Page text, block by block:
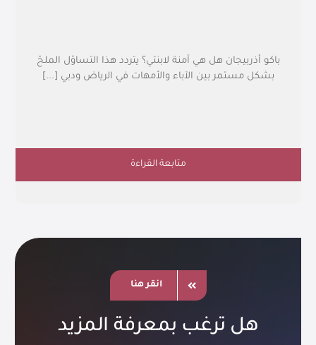
باكو أذربيجان هل هي آمنة لابنتي؟ يتردد هذا التساؤل الملحّ
بشكل مستمر بين الآباء والأمهات في الرياض ودبي [...]
متابعة القراءة
انقر هنا
هل ترغب بمعرفة المزيد